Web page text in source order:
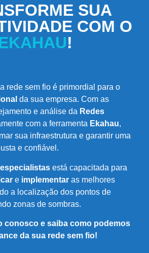
SUA
COM O
!
rede sem fio é primordial para o
da sua empresa. Com as
e análise da Redes
com a ferramenta Ekahau,
sua infraestrutura e garantir uma
e confiável.
especialistasestá capacitada para
e implementaras melhores
a localização dos pontos de
zonas de sombras.
conosco e saiba como podemos
da sua rede sem fio!